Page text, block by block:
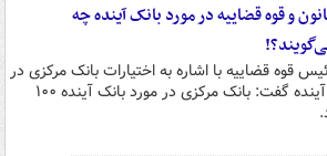
و قوه قضاییه در مورد بانک آینده چه
قوه قضاییه با اشاره به اختیارات بانک مرکزی در
تصمیم‌گیری پیرامون بانک آینده گفت: بانک مرکزی در مورد بانک آینده ۱۰۰